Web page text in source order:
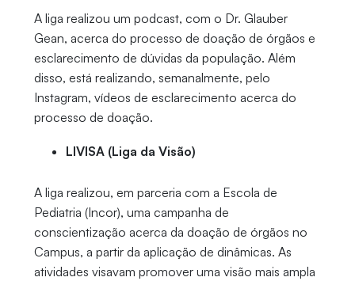
A liga realizou um podcast, com o Dr. Glauber
Gean, acerca do processo de doação de órgãos e
esclarecimento de dúvidas da população. Além
disso, está realizando, semanalmente, pelo
Instagram, vídeos de esclarecimento acerca do
processo de doação.
LIVISA (Liga da Visão)
A liga realizou, em parceria com a Escola de
Pediatria (Incor), uma campanha de
conscientização acerca da doação de órgãos no
Campus, a partir da aplicação de dinâmicas. As
atividades visavam promover uma visão mais ampla